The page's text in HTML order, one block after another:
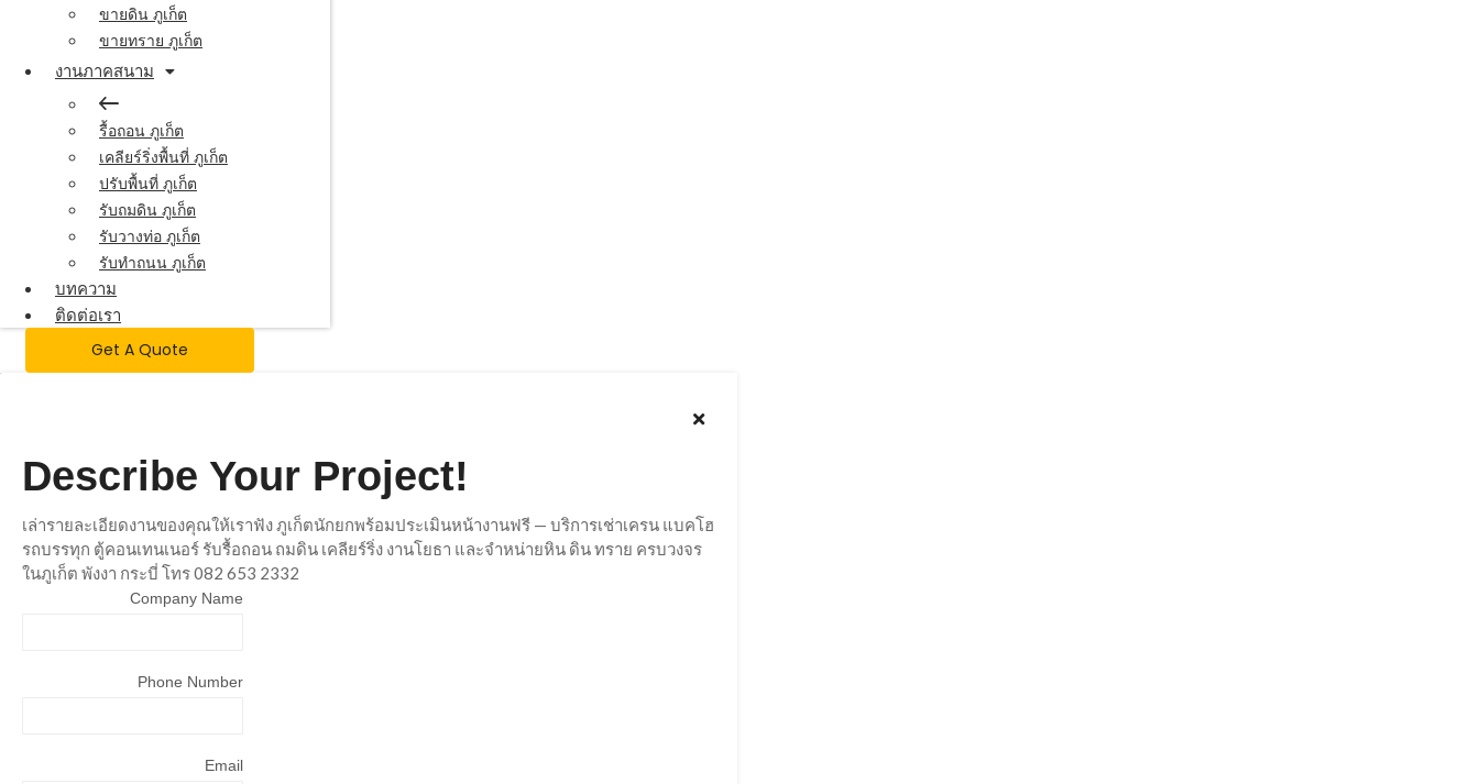
ขายดิน ภูเก็ต
ขายทราย ภูเก็ต
งานภาคสนาม
รื้อถอน ภูเก็ต
เคลียร์ริ่งพื้นที่ ภูเก็ต
ปรับพื้นที่ ภูเก็ต
รับถมดิน ภูเก็ต
รับวางท่อ ภูเก็ต
รับทำถนน ภูเก็ต
บทความ
ติดต่อเรา
Get A Quote
Describe Your Project!
เล่ารายละเอียดงานของคุณให้เราฟัง ภูเก็ตนักยกพร้อมประเมินหน้างานฟรี — บริการเช่าเครน แบคโฮ
รถบรรทุก ตู้คอนเทนเนอร์ รับรื้อถอน ถมดิน เคลียร์ริ่ง งานโยธา และจำหน่ายหิน ดิน ทราย ครบวงจร
ในภูเก็ต พังงา กระบี่ โทร 082 653 2332
Company Name
Phone Number
Email